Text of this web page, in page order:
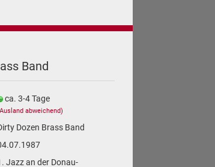
Band
ca. 3-4 Tage
abweichend)
Dozen Brass Band
Jazz an der Donau-